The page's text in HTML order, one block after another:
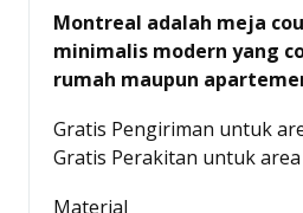
Montreal adalah meja
minimalis modern yang
rumah maupun
Gratis Pengiriman untuk
Gratis Perakitan untuk area
Material